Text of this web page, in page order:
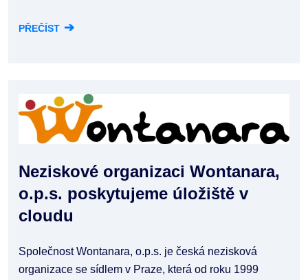
PŘEČÍST ➔
Neziskové organizaci Wontanara,
o.p.s. poskytujeme úložiště v
cloudu
Společnost Wontanara, o.p.s. je česká nezisková
organizace se sídlem v Praze, která od roku 1999